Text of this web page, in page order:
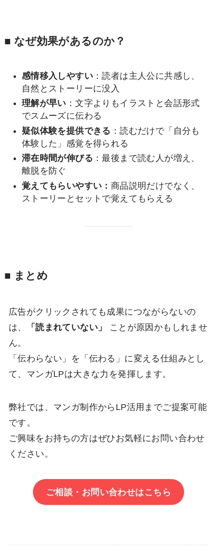
■ なぜ効果があるのか？
感情移入しやすい ：読者は主人公に共感し、
自然とストーリーに没入
理解が早い ：文字よりもイラストと会話形式
でスムーズに伝わる
疑似体験を提供できる ：読むだけで「自分も
体験した」感覚を得られる
滞在時間が伸びる ：最後まで読む人が増え、
離脱を防ぐ
覚えてもらいやすい： 商品説明だけでなく、
ストーリーとセットで覚えてもらえる
■ まとめ
広告がクリックされても成果につながらないの
は、
「読まれていない」
ことが原因かもしれませ
ん。
「伝わらない」を「伝わる」に変える仕組みとし
て、マンガLPは大きな力を発揮します。
弊社では、マンガ制作からLP活用までご提案可能
です。
ご興味をお持ちの方はぜひお気軽にお問い合わせ
ください。
ご相談・お問い合わせはこちら